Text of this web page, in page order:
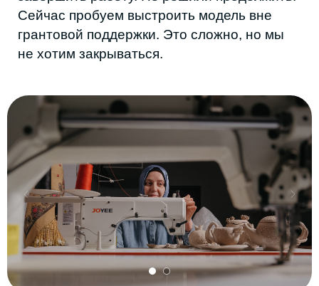
— У нас занимается подросток с
расстройством аутистического спектра. В
начале ему было сложно: шум, новые
Потом он подружился с другим участником
проекта, который передвигается на
коляске. Они начали работать рядом.
Формально занятия проходят два раза в
неделю, но этот подросток стал приходить
чаще — просто чтобы быть в мастерской.
Другой участник всегда оставлял для него
место рядом, даже если желающих было
это работе, он отвечал: «Пусть сидит».